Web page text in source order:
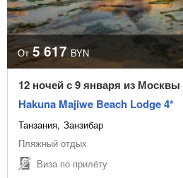
От 5 617 BYN
12 ночей с 9 января из Москвы
Hakuna Majiwe Beach Lodge 4*
Танзания Занзибар
Пляжный отдых
Виза по прилёту